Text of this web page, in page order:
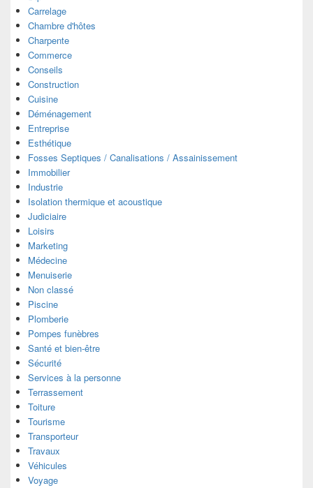
Carrelage
Chambre d'hôtes
Charpente
Commerce
Conseils
Construction
Cuisine
Déménagement
Entreprise
Esthétique
Fosses Septiques / Canalisations / Assainissement
Immobilier
Industrie
Isolation thermique et acoustique
Judiciaire
Loisirs
Marketing
Médecine
Menuiserie
Non classé
Piscine
Plomberie
Pompes funèbres
Santé et bien-être
Sécurité
Services à la personne
Terrassement
Toiture
Tourisme
Transporteur
Travaux
Véhicules
Voyage